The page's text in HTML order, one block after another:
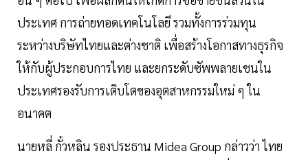
ประเทศ การถ่ายทอดเทคโนโลยี รวมทั้งการร่วมทุน
ระหว่างบริษัทไทยและต่างชาติ เพื่อสร้างโอกาสทางธุรกิจ
ให้กับผู้ประกอบการไทย และยกระดับซัพพลายเชนใน
ประเทศรองรับการเติบโตของอุตสาหกรรมใหม่ ๆ ใน
อนาคต
นายหลี่ กั๋วหลิน รองประธาน Midea Group กล่าวว่า ไทย